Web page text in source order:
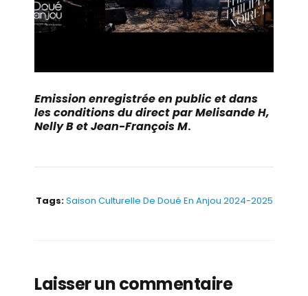
Emission enregistrée en public et dans
les conditions du direct par Melisande H,
Nelly B et Jean-François M.
Tags:Saison Culturelle De Doué En Anjou 2024-2025
Laisser un commentaire